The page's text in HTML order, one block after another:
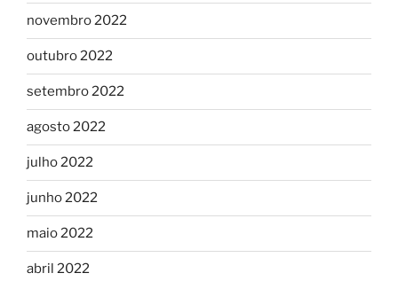
novembro 2022
outubro 2022
setembro 2022
agosto 2022
julho 2022
junho 2022
maio 2022
abril 2022